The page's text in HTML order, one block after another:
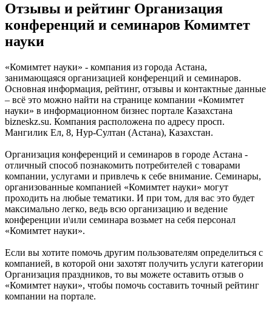
Отзывы и рейтинг Организация
конференций и семинаров Комимтет
науки
«Комимтет науки» - компания из города Астана,
занимающаяся организацией конференций и семинаров.
Основная информация, рейтинг, отзывы и контактные данные
– всё это можно найти на странице компании «Комимтет
науки» в информационном бизнес портале Казахстана
bizneskz.su. Компания расположена по адресу просп.
Мангилик Ел, 8, Нур-Султан (Астана), Казахстан.
Организация конференций и семинаров в городе Астана -
отличный способ познакомить потребителей с товарами
компании, услугами и привлечь к себе внимание. Семинары,
организованные компанией «Комимтет науки» могут
проходить на любые тематики. И при том, для вас это будет
максимально легко, ведь всю организацию и ведение
конференции и\или семинара возьмет на себя персонал
«Комимтет науки».
Если вы хотите помочь другим пользователям определиться с
компанией, в которой они захотят получить услуги категории
Организация праздников, то вы можете оставить отзыв о
«Комимтет науки», чтобы помочь составить точный рейтинг
компании на портале.